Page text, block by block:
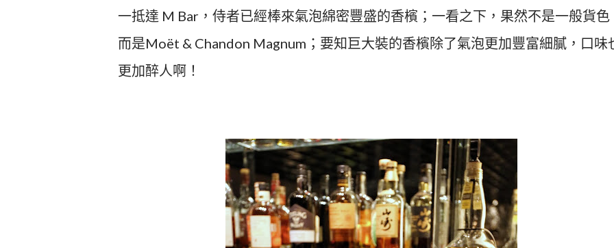
一抵達 M Bar，侍者已經棒來氣泡綿密豐盛的香檳；一看之下，果然不是一般貨色
而是Moët & Chandon Magnum；要知巨大裝的香檳除了氣泡更加豐富細膩，口味
更加醉人啊！